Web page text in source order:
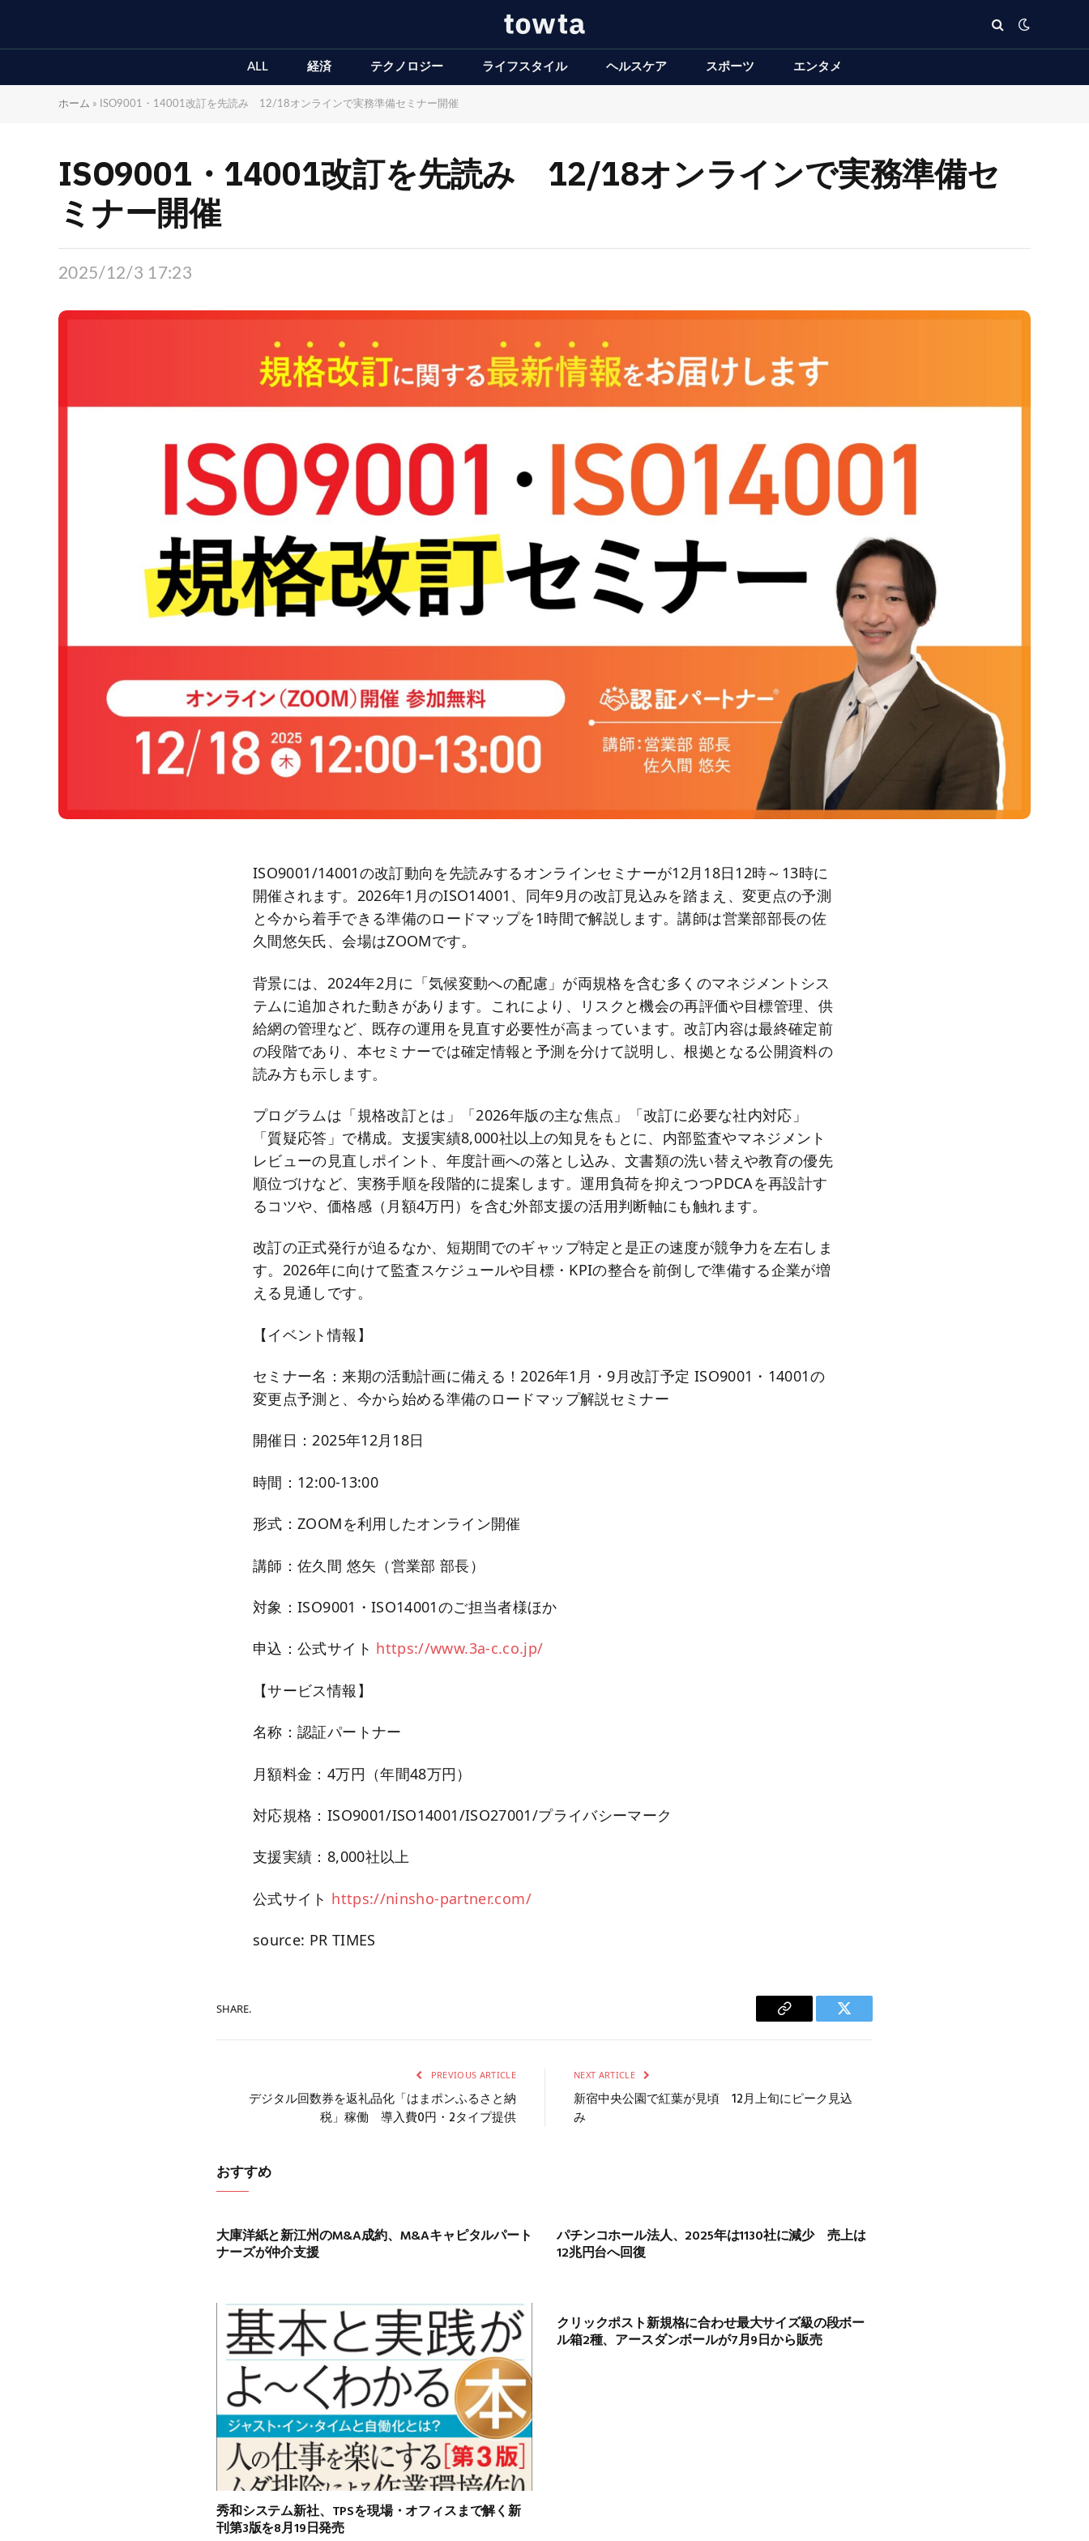
ALL 経済 テクノロジー ライフスタイル ヘルスケア スポーツ エンタメ
ホーム » ISO9001・14001改訂を先読み 12/18オンラインで実務準備セミナー開催
ISO9001・14001改訂を先読み 12/18オンラインで実務準備セ
ミナー開催
2025/12/3 17:23
ISO9001/14001の改訂動向を先読みするオンラインセミナーが12月18日12時～13時に
開催されます。2026年1月のISO14001、同年9月の改訂見込みを踏まえ、変更点の予測
と今から着手できる準備のロードマップを1時間で解説します。講師は営業部部長の佐
久間悠矢氏、会場はZOOMです。
背景には、2024年2月に「気候変動への配慮」が両規格を含む多くのマネジメントシス
テムに追加された動きがあります。これにより、リスクと機会の再評価や目標管理、供
給網の管理など、既存の運用を見直す必要性が高まっています。改訂内容は最終確定前
の段階であり、本セミナーでは確定情報と予測を分けて説明し、根拠となる公開資料の
読み方も示します。
プログラムは「規格改訂とは」「2026年版の主な焦点」「改訂に必要な社内対応」
「質疑応答」で構成。支援実績8,000社以上の知見をもとに、内部監査やマネジメント
レビューの見直しポイント、年度計画への落とし込み、文書類の洗い替えや教育の優先
順位づけなど、実務手順を段階的に提案します。運用負荷を抑えつつPDCAを再設計す
るコツや、価格感（月額4万円）を含む外部支援の活用判断軸にも触れます。
改訂の正式発行が迫るなか、短期間でのギャップ特定と是正の速度が競争力を左右しま
す。2026年に向けて監査スケジュールや目標・KPIの整合を前倒しで準備する企業が増
える見通しです。
【イベント情報】
セミナー名：来期の活動計画に備える！2026年1月・9月改訂予定 ISO9001・14001の
変更点予測と、今から始める準備のロードマップ解説セミナー
開催日：2025年12月18日
時間：12:00-13:00
形式：ZOOMを利用したオンライン開催
講師：佐久間 悠矢（営業部 部長）
対象：ISO9001・ISO14001のご担当者様ほか
申込：公式サイト https://www.3a-c.co.jp/
【サービス情報】
名称：認証パートナー
月額料金：4万円（年間48万円）
対応規格：ISO9001/ISO14001/ISO27001/プライバシーマーク
支援実績：8,000社以上
公式サイト https://ninsho-partner.com/
source: PR TIMES
SHARE.
Copy
Twitter
PREVIOUS ARTICLE
デジタル回数券を返礼品化「はまポンふるさと納
税」稼働 導入費0円・2タイプ提供
NEXT ARTICLE
新宿中央公園で紅葉が見頃 12月上旬にピーク見込
み
おすすめ
大庫洋紙と新江州のM&A成約、M&Aキャピタルパート
ナーズが仲介支援
パチンコホール法人、2025年は1130社に減少 売上は
12兆円台へ回復
秀和システム新社、TPSを現場・オフィスまで解く新
刊第3版を8月19日発売
クリックポスト新規格に合わせ最大サイズ級の段ボー
ル箱2種、アースダンボールが7月9日から販売